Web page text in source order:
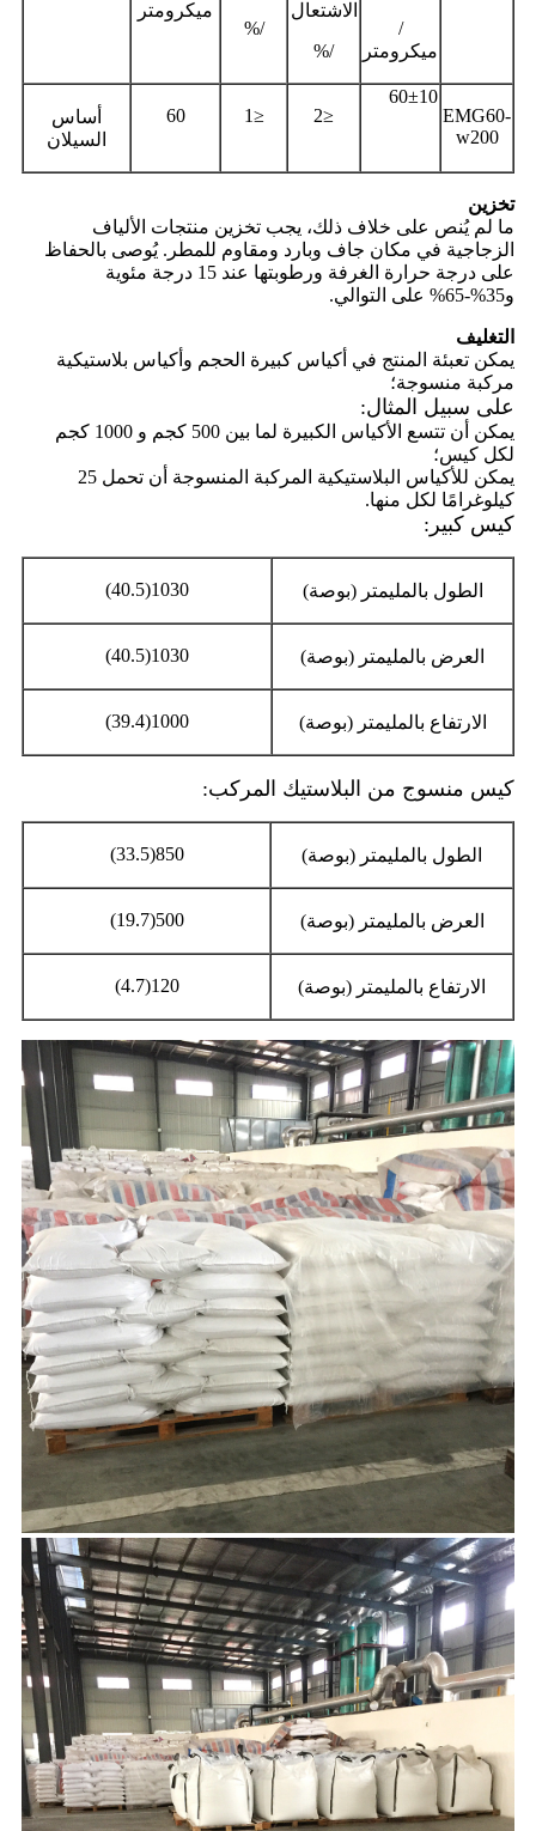
/
ميكرومتر
الاشتعال
/%
/%
ميكرومتر
EMG60-
w200
60±10
≤2
≤1
60
أساس
السيلان
تخزين
ما لم يُنص على خلاف ذلك، يجب تخزين منتجات الألياف
الزجاجية في مكان جاف وبارد ومقاوم للمطر. يُوصى بالحفاظ
على درجة حرارة الغرفة ورطوبتها عند 15 درجة مئوية
و35%-65% على التوالي.
التغليف
يمكن تعبئة المنتج في أكياس كبيرة الحجم وأكياس بلاستيكية
مركبة منسوجة؛
على سبيل المثال:
يمكن أن تتسع الأكياس الكبيرة لما بين 500 كجم و 1000 كجم
لكل كيس؛
يمكن للأكياس البلاستيكية المركبة المنسوجة أن تحمل 25
كيلوغرامًا لكل منها.
كيس كبير:
الطول بالمليمتر (بوصة) 1030(40.5)
العرض بالمليمتر (بوصة) 1030(40.5)
الارتفاع بالمليمتر (بوصة) 1000(39.4)
كيس منسوج من البلاستيك المركب:
الطول بالمليمتر (بوصة) 850(33.5)
العرض بالمليمتر (بوصة) 500(19.7)
الارتفاع بالمليمتر (بوصة) 120(4.7)